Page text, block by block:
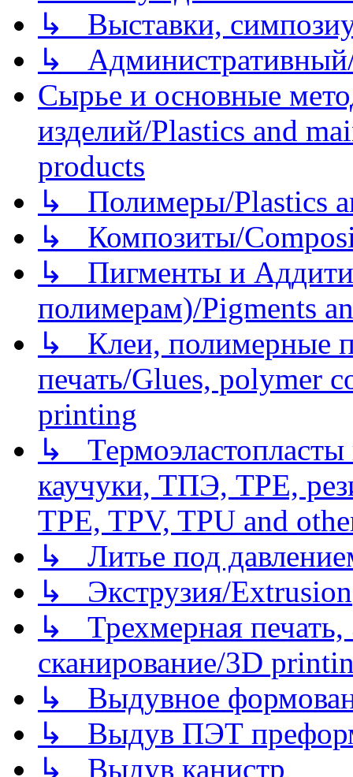
↳ Выставки,
↳
Сырье и основные
изделий/Plastics and
products
↳ Полимеры/Plastics
↳ Композиты/
↳ Пигменты и
полимерам)/Pigments
↳ Клеи, полимерные
печать/Glues, polymer
printing
↳
каучуки, ТПЭ, TPE,
TPE, TPV, TPU and
↳ Литье под
↳ Экструзия/Extrusion
↳ Трехмерная
сканирование/3D
↳ Выдувное
↳ Выдув ПЭТ
↳ Выдув канистр